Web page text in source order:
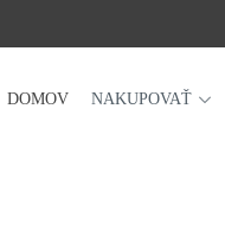
DOMOV NAKUPOVAŤ